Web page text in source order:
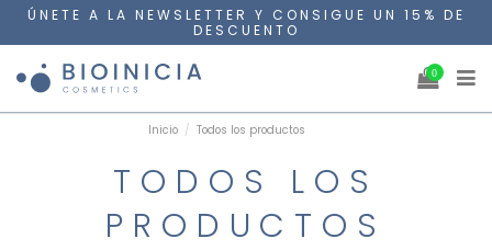
ÚNETE A LA NEWSLETTER Y CONSIGUE UN 15% DE
DESCUENTO
0
Inicio Todos los productos
TODOS LOS
PRODUCTOS